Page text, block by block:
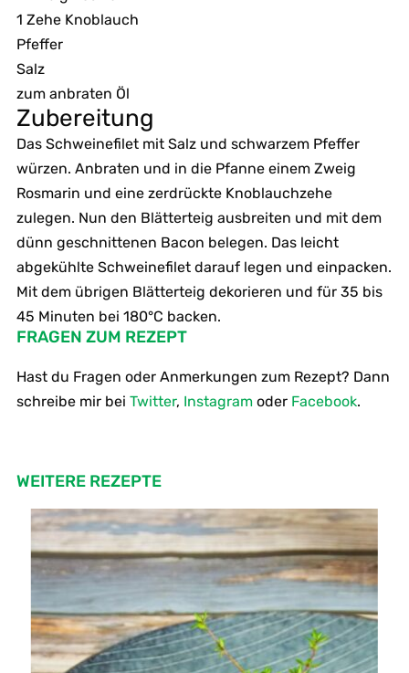
1 Zehe Knoblauch
Pfeffer
Salz
zum anbraten Öl
Zubereitung
Das Schweinefilet mit Salz und schwarzem Pfeffer
würzen. Anbraten und in die Pfanne einem Zweig
Rosmarin und eine zerdrückte Knoblauchzehe
zulegen. Nun den Blätterteig ausbreiten und mit dem
dünn geschnittenen Bacon belegen. Das leicht
abgekühlte Schweinefilet darauf legen und einpacken.
Mit dem übrigen Blätterteig dekorieren und für 35 bis
45 Minuten bei 180°C backen.
FRAGEN ZUM REZEPT
Hast du Fragen oder Anmerkungen zum Rezept? Dann
schreibe mir bei Twitter, Instagramoder Facebook.
WEITERE REZEPTE